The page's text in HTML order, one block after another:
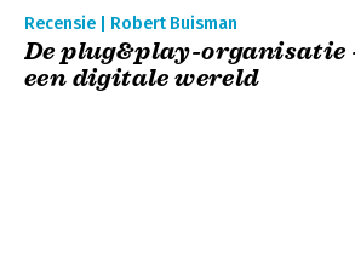
Recensie | Robert Buisman
De plug&play-organisatie
een digitale wereld